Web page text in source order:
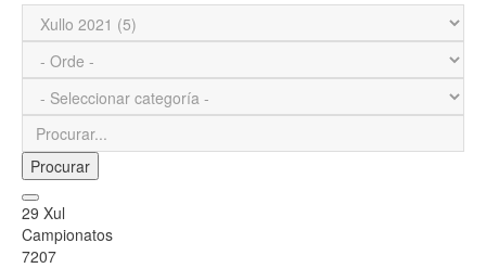
Procurar
29 Xul
Campionatos
7207